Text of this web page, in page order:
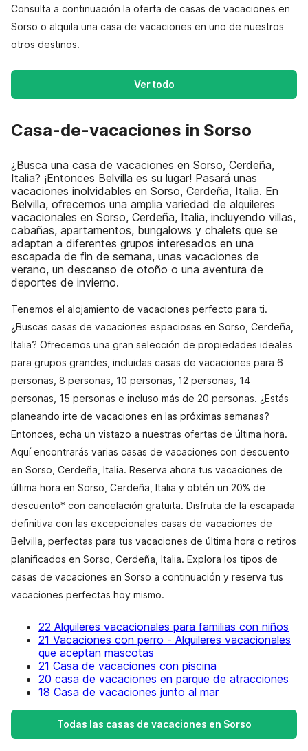
Consulta a continuación la oferta de casas de vacaciones en
Sorso o alquila una casa de vacaciones en uno de nuestros
otros destinos.
Ver todo
Casa-de-vacaciones in Sorso
¿Busca una casa de vacaciones en Sorso, Cerdeña,
Italia? ¡Entonces Belvilla es su lugar! Pasará unas
vacaciones inolvidables en Sorso, Cerdeña, Italia. En
Belvilla, ofrecemos una amplia variedad de alquileres
vacacionales en Sorso, Cerdeña, Italia, incluyendo villas,
cabañas, apartamentos, bungalows y chalets que se
adaptan a diferentes grupos interesados en una
escapada de fin de semana, unas vacaciones de
verano, un descanso de otoño o una aventura de
deportes de invierno.
Tenemos el alojamiento de vacaciones perfecto para ti.
¿Buscas casas de vacaciones espaciosas en Sorso, Cerdeña,
Italia? Ofrecemos una gran selección de propiedades ideales
para grupos grandes, incluidas casas de vacaciones para 6
personas, 8 personas, 10 personas, 12 personas, 14
personas, 15 personas e incluso más de 20 personas. ¿Estás
planeando irte de vacaciones en las próximas semanas?
Entonces, echa un vistazo a nuestras ofertas de última hora.
Aquí encontrarás varias casas de vacaciones con descuento
en Sorso, Cerdeña, Italia. Reserva ahora tus vacaciones de
última hora en Sorso, Cerdeña, Italia y obtén un 20% de
descuento* con cancelación gratuita. Disfruta de la escapada
definitiva con las excepcionales casas de vacaciones de
Belvilla, perfectas para tus vacaciones de última hora o retiros
planificados en Sorso, Cerdeña, Italia. Explora los tipos de
casas de vacaciones en Sorso a continuación y reserva tus
vacaciones perfectas hoy mismo.
22 Alquileres vacacionales para familias con niños
21 Vacaciones con perro - Alquileres vacacionales
que aceptan mascotas
21 Casa de vacaciones con piscina
20 casa de vacaciones en parque de atracciones
18 Casa de vacaciones junto al mar
Todas las casas de vacaciones en Sorso